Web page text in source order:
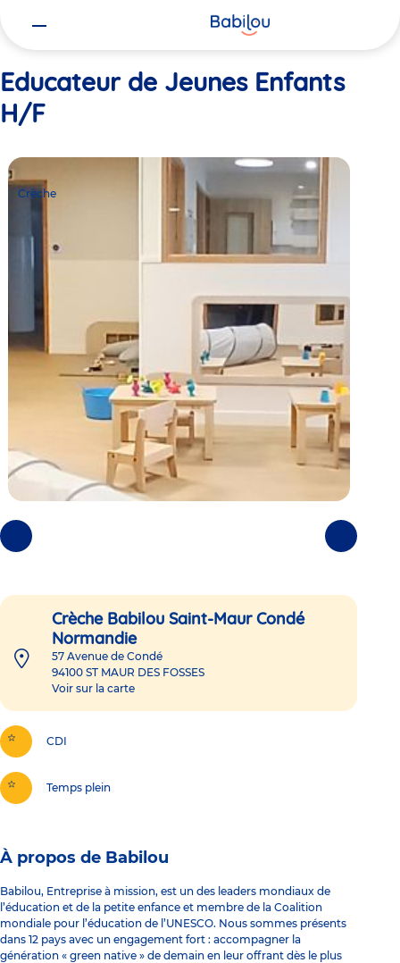
Educateur de Jeunes Enfants
H/F
Crèche
Babilou
Saint-
Maur
Condé
Normandie
Crèche
Photos
précédentes
Photos
suivantes
Crèche Babilou Saint-Maur Condé
Normandie
57 Avenue de Condé
94100 ST MAUR DES FOSSES
Voir sur la carte
CDI
Temps plein
À propos de Babilou
Babilou, Entreprise à mission, est un des leaders mondiaux de
l’éducation et de la petite enfance et membre de la Coalition
mondiale pour l’éducation de l’UNESCO. Nous sommes présents
dans 12 pays avec un engagement fort : accompagner la
génération « green native » de demain en leur offrant dès le plus